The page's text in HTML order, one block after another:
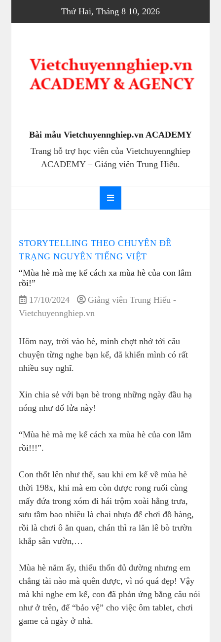
Thứ Hai, Tháng 8 10, 2026
Bài mẫu Vietchuyennghiep.vn ACADEMY
Trang hỗ trợ học viên của Vietchuyennghiep
ACADEMY – Giảng viên Trung Hiếu.
STORYTELLING THEO CHUYÊN ĐỀ
TRẠNG NGUYÊN TIẾNG VIỆT
“Mùa hè mà mẹ kể cách xa mùa hè của con lắm
rồi!”
17/10/2024
Giảng viên Trung Hiếu -
Vietchuyennghiep.vn
Hôm nay, trời vào hè, mình chợt nhớ tới câu
chuyện từng nghe bạn kể, đã khiến mình có rất
nhiều suy nghĩ.
Xin chia sẻ với bạn bè trong những ngày đầu hạ
nóng như đổ lửa này!
“Mùa hè mà mẹ kể cách xa mùa hè của con lắm
rồi!!!”.
Con thốt lên như thế, sau khi em kể về mùa hè
thời 198x, khi mà em còn được rong ruổi cùng
mấy đứa trong xóm đi hái trộm xoài hằng trưa,
sưu tầm bao nhiêu là chai nhựa để chơi đồ hàng,
rồi là chơi ô ăn quan, chán thì ra lăn lê bò trườn
khắp sân vườn,…
Mùa hè năm ấy, thiếu thốn đủ đường nhưng em
chẳng tài nào mà quên được, vì nó quá đẹp! Vậy
mà khi nghe em kể, con đã phản ứng bằng câu nói
như ở trên, để “bảo vệ” cho việc ôm tablet, chơi
game cả ngày ở nhà.